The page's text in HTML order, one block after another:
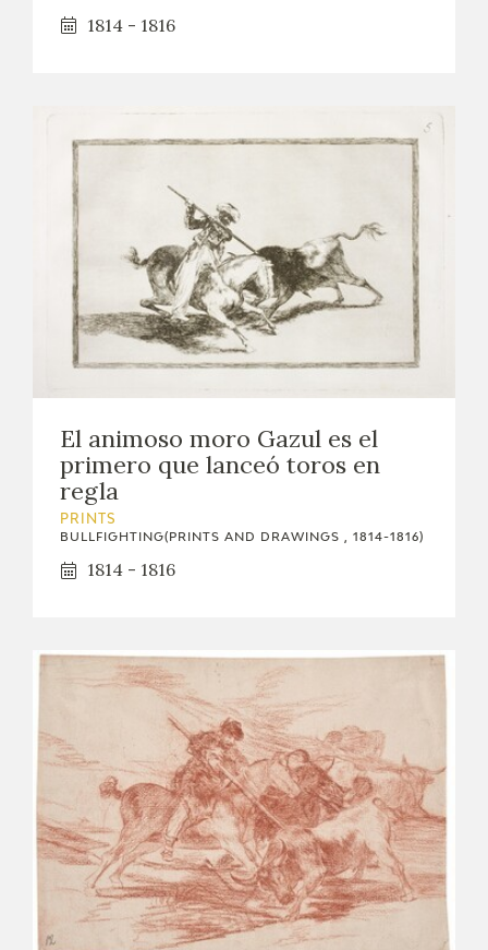
1814 - 1816
El animoso moro Gazul es el
primero que lanceó toros en
regla
PRINTS
BULLFIGHTING(PRINTS AND DRAWINGS , 1814-1816)
1814 - 1816